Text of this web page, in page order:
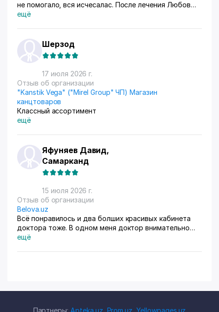
не помогало, вся исчесалас. После лечения Любов
Владимировны 90% болячек ушло, сейчас
ещё
Шерзод
17 июля 2026 г.
Отзыв об организации
"Kanstik Vega" ("Mirel Group" ЧП) Магазин
канцтоваров
Классный ассортимент
ещё
Яфуняев Давид,
Самарканд
15 июля 2026 г.
Отзыв об организации
Belova.uz
Всё понравилось и два болших красивых кабинета
доктора тоже. В одном меня доктор внимательно
осмотрела. Там на стенах висят в рамках документы,
ещё
Партнеры: Apteka.uz Prom.uz ,Yellowpages.uz